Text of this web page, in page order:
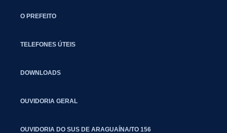
O PREFEITO
TELEFONES ÚTEIS
DOWNLOADS
OUVIDORIA GERAL
OUVIDORIA DO SUS DE ARAGUAÍNA/TO 156